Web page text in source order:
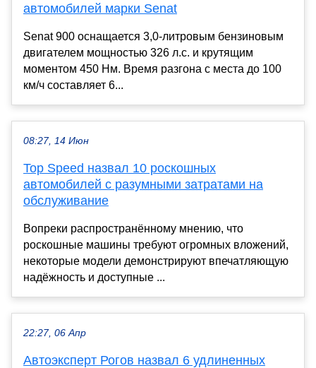
автомобилей марки Senat
Senat 900 оснащается 3,0-литровым бензиновым
двигателем мощностью 326 л.с. и крутящим
моментом 450 Нм. Время разгона с места до 100
км/ч составляет 6...
08:27, 14 Июн
Top Speed назвал 10 роскошных
автомобилей с разумными затратами на
обслуживание
Вопреки распространённому мнению, что
роскошные машины требуют огромных вложений,
некоторые модели демонстрируют впечатляющую
надёжность и доступные ...
22:27, 06 Апр
Автоэксперт Рогов назвал 6 удлиненных